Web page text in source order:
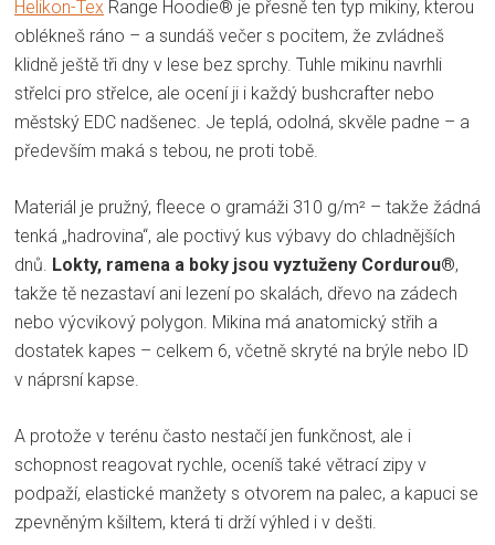
Helikon-Tex Range Hoodie® je přesně ten typ mikiny, kterou
oblékneš ráno – a sundáš večer s pocitem, že zvládneš
klidně ještě tři dny v lese bez sprchy. Tuhle mikinu navrhli
střelci pro střelce, ale ocení ji i každý bushcrafter nebo
městský EDC nadšenec. Je teplá, odolná, skvěle padne – a
především maká s tebou, ne proti tobě.
Materiál je pružný, fleece o gramáži 310 g/m² – takže žádná
tenká „hadrovina“, ale poctivý kus výbavy do chladnějších
dnů. Lokty, ramena a boky jsou vyztuženy Cordurou®,
takže tě nezastaví ani lezení po skalách, dřevo na zádech
nebo výcvikový polygon. Mikina má anatomický střih a
dostatek kapes – celkem 6, včetně skryté na brýle nebo ID
v náprsní kapse.
A protože v terénu často nestačí jen funkčnost, ale i
schopnost reagovat rychle, oceníš také větrací zipy v
podpaží, elastické manžety s otvorem na palec, a kapuci se
zpevněným kšiltem, která ti drží výhled i v dešti.